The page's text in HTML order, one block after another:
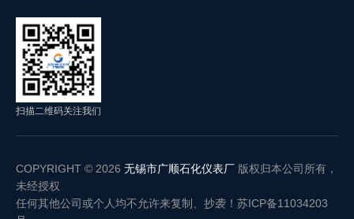
扫描二维码关注我们
COPYRIGHT © 2026 无锡市广顺石化仪表厂 版权归本公司所有，
未经授权
任何其他公司或个人均不允许来复制、抄袭！ 苏ICP备11034203